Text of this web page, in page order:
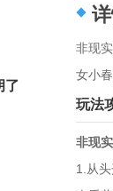
了
非现
女小
玩法
非现
1.从